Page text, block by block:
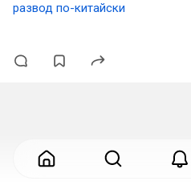
развод по-китайски